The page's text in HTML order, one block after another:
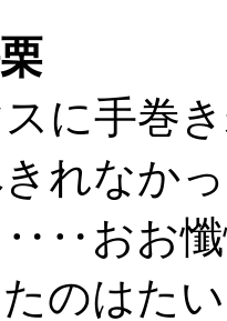
に手巻
きれなか
‥‥おお懺
のはた